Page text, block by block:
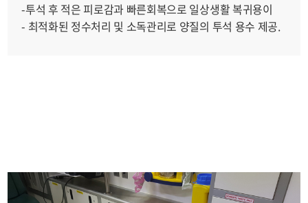
-투석 후 적은 피로감과 빠른회복으로 일상생활 복귀용이
- 최적화된 정수처리 및 소독관리로 양질의 투석 용수 제공.